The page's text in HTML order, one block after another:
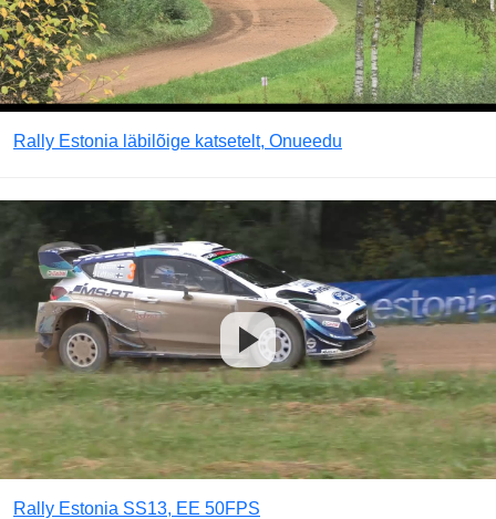
Rally Estonia läbilõige katsetelt, Onueedu
Rally Estonia SS13, EE 50FPS